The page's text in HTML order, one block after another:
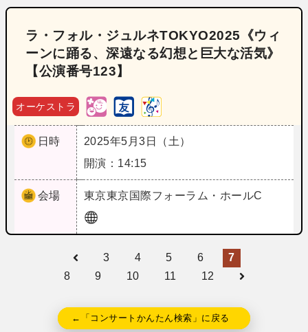
ラ・フォル・ジュルネTOKYO2025《ウィ
ーンに踊る、深遠なる幻想と巨大な活気》
【公演番号123】
オーケストラ
日時
2025年5月3日（土）
開演：14:15
会場 東京東京国際フォーラム・ホールC
3 4 5 6
7
8
9 10 11 12
←「コンサートかんたん検索」に戻る